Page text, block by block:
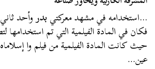
…استخدامه في مشهد معركتيبدروأحد
فكان في المادة الفيلمية التي تم استخدامها
حيث كانت المادة الفيلمية من فيلم وا
عين…